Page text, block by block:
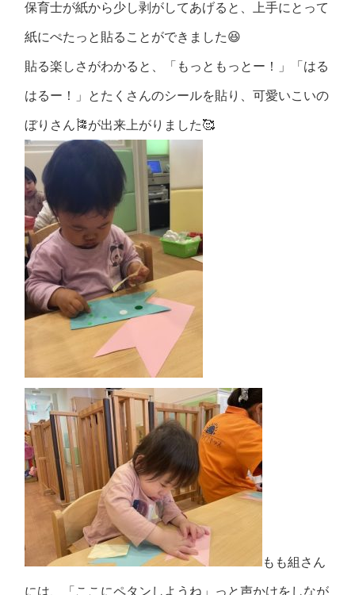
保育士が紙から少し剥がしてあげると、上手にとって
紙にぺたっと貼ることができました😆
貼る楽しさがわかると、「もっともっとー！」「はる
はるー！」とたくさんのシールを貼り、可愛いこいの
ぼりさん🎏が出来上がりました🥰
もも組さん
には、「ここにペタンしようね」っと声かけをしなが